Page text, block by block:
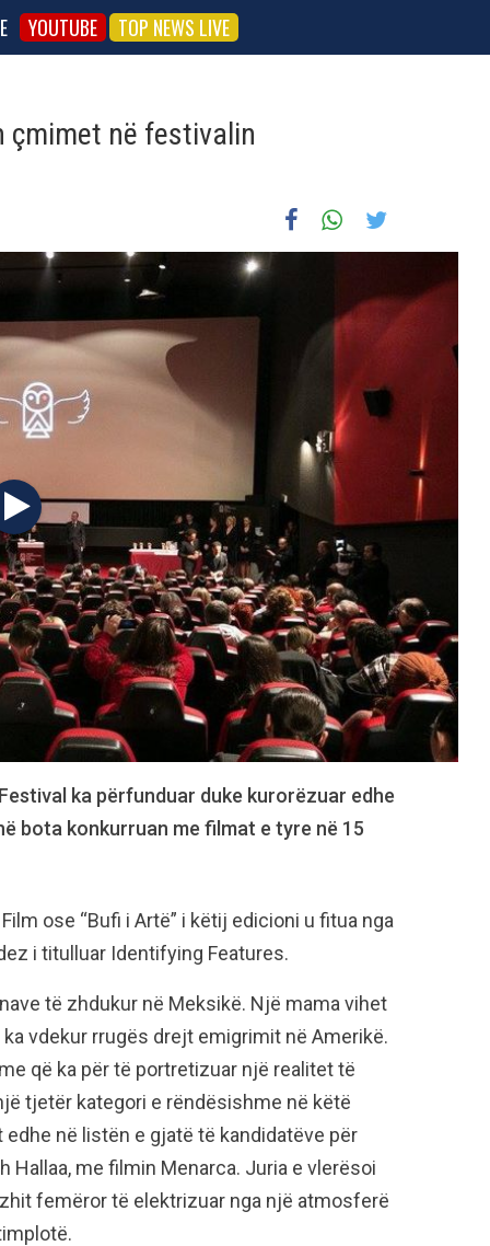
YOUTUBE TOP NEWS LIVE
çmimet në festivalin
ka përfunduar duke kurorëzuar edhe
bota konkurruan me filmat e tyre në 15
ose “Bufi i Artë” i këtij edicioni u fitua nga
i titulluar Identifying Features.
të zhdukur në Meksikë. Një mama vihet
vdekur rrugës drejt emigrimit në Amerikë.
që ka për të portretizuar një realitet të
tjetër kategori e rëndësishme në këtë
në listën e gjatë të kandidatëve për
me filmin Menarca. Juria e vlerësoi
femëror të elektrizuar nga një atmosferë